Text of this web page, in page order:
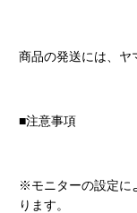
商品の発送には、ヤ
■注意事項
※モニターの設定に
ります。